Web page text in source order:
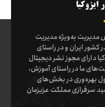
ایزوکیا
مدیریت به‌ویژه مدیریت
کشور ایران و در راستای
دارای مجوز نشر دیجیتال
ما در راستای آموزش،
بهره‌وری در بخش‌های
سرفرازی مملکت عزیزمان